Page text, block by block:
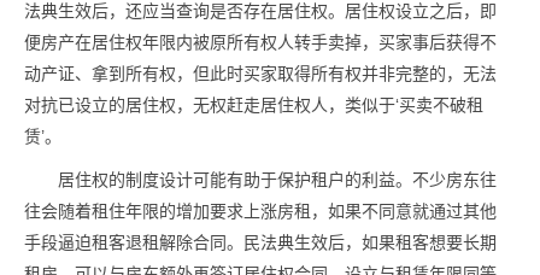
法典生效后，还应当查询是否存在居住权。居住权设立之后，即
便房产在居住权年限内被原所有权人转手卖掉，买家事后获得不
动产证、拿到所有权，但此时买家取得所有权并非完整的，无法
对抗已设立的居住权，无权赶走居住权人，类似于‘买卖不破租
赁’。
居住权的制度设计可能有助于保护租户的利益。不少房东往
往会随着租住年限的增加要求上涨房租，如果不同意就通过其他
手段逼迫租客退租解除合同。民法典生效后，如果租客想要长期